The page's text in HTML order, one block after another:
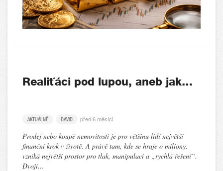
Realiťáci pod lupou, aneb jak…
AKTUÁLNĚ DAVID před 6 měsíci
Prodej nebo koupě nemovitosti je pro většinu lidí největší
finanční krok v životě. A právě tam, kde se hraje o miliony,
vzniká největší prostor pro tlak, manipulaci a „rychlá řešení“.
Dvojí…